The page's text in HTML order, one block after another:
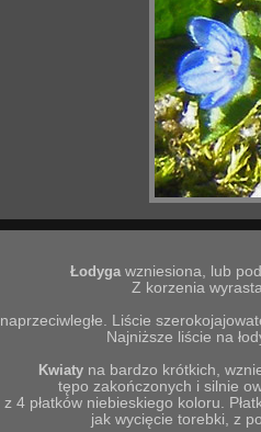
Łodyga wzniesiona, lub
Z korzenia
naprzeciwległe. Liście
Najniższe liście na
Kwiaty na bardzo krótkich,
tępo zakończonych i silnie
z 4 płatków niebieskiego koloru.
jak wycięcie torebki, z